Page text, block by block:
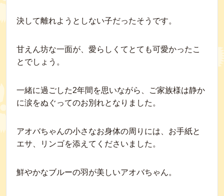
決して離れようとしない子だったそうです。
甘えん坊な一面が、愛らしくてとても可愛かったこ
とでしょう。
一緒に過ごした2年間を思いながら、ご家族様は静か
に涙をぬぐってのお別れとなりました。
アオバちゃんの小さなお身体の周りには、お手紙と
エサ、リンゴを添えてくださいました。
鮮やかなブルーの羽が美しいアオバちゃん。